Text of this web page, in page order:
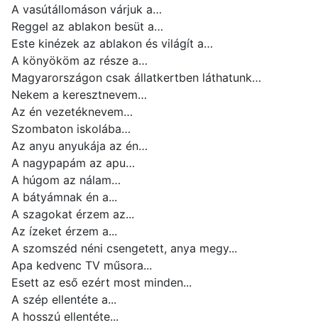
A vasútállomáson várjuk a…
Reggel az ablakon besüt a…
Este kinézek az ablakon és világít a…
A könyököm az része a…
Magyarországon csak állatkertben láthatunk…
Nekem a keresztnevem…
Az én vezetéknevem…
Szombaton iskolába…
Az anyu anyukája az én…
A nagypapám az apu…
A húgom az nálam…
A bátyámnak én a...
A szagokat érzem az...
Az ízeket érzem a...
A szomszéd néni csengetett, anya megy...
Apa kedvenc TV műsora...
Esett az eső ezért most minden...
A szép ellentéte a...
A hosszú ellentéte...